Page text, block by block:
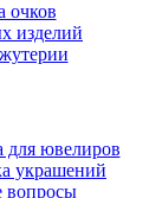
очков
изделий
для ювелиров
украшений
вопросы